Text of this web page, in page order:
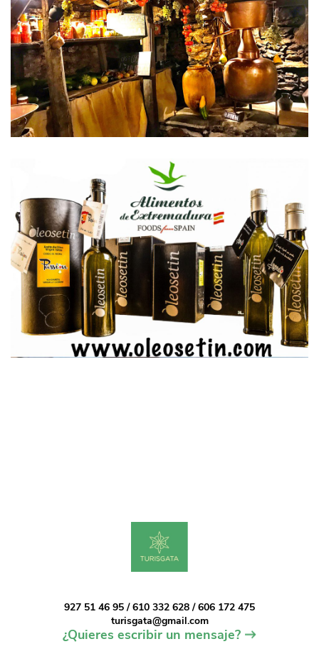
927 51 46 95 / 610 332 628 / 606 172 475
turisgata@gmail.com
¿Quieres escribir un mensaje?